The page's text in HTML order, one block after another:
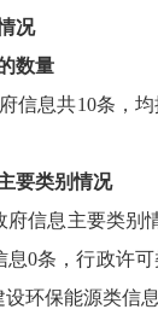
况
数量
信息共10条，
要类别情况
信息主要类别
0条，行政许
环保能源类信